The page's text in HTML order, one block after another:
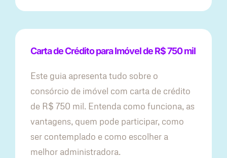
Carta de Crédito para Imóvel de R$ 750 mil
Este guia apresenta tudo sobre o
consórcio de imóvel com carta de crédito
de R$ 750 mil. Entenda como funciona, as
vantagens, quem pode participar, como
ser contemplado e como escolher a
melhor administradora.